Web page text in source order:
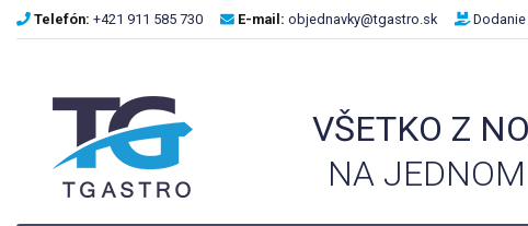
Telefón: +421 911 585 730 E-mail: objednavky@tgastro.sk
VŠETKO Z
NA